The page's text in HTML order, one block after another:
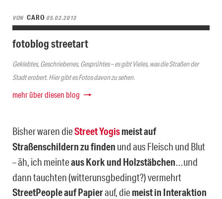
VON CARO 05.02.2013
fotoblog streetart
Geklebtes, Geschriebenes, Gesprühtes – es gibt Vieles, was die Straßen der
Stadt erobert. Hier gibt es Fotos davon zu sehen.
mehr über diesen blog
Bisher waren dieStreet Yogismeist auf
Straßenschildern zu finden und aus Fleisch und Blut
– äh, ich meinteaus Kork und Holzstäbchen…und
dann tauchten (witterunsgbedingt?) vermehrt
StreetPeople auf Papierauf, diemeist in Interaktion